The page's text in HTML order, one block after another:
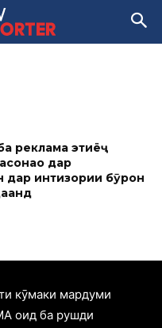
реклама эҳтиёҷ
дар
дар интизории бӯҳрон
кӯмаки мардуми
оид ба рушди